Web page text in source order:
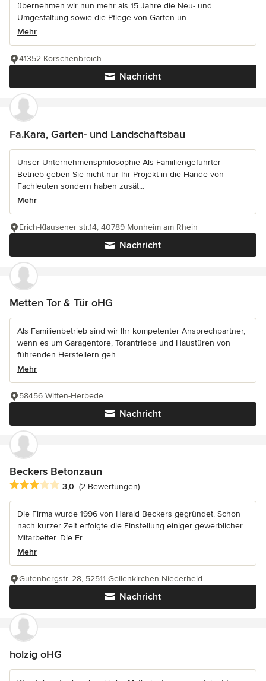
übernehmen wir nun mehr als 15 Jahre die Neu- und
Umgestaltung sowie die Pflege von Gärten un...
Mehr
Nachricht
41352 Korschenbroich
Fa.Kara, Garten- und Landschaftsbau
Unser Unternehmensphilosophie Als Familiengeführter
Betrieb geben Sie nicht nur Ihr Projekt in die Hände von
Fachleuten sondern haben zusät...
Mehr
Nachricht
Erich-Klausener str.14, 40789 Monheim am Rhein
Metten Tor & Tür oHG
Als Familienbetrieb sind wir Ihr kompetenter Ansprechpartner,
wenn es um Garagentore, Torantriebe und Haustüren von
führenden Herstellern geh...
Mehr
Nachricht
58456 Witten-Herbede
Beckers Betonzaun
Durchschnittliche Bewertung: 3 von 5 Sternen
3,0 (2 Bewertungen)
Die Firma wurde 1996 von Harald Beckers gegründet. Schon
nach kurzer Zeit erfolgte die Einstellung einiger gewerblicher
Mitarbeiter. Die Er...
Mehr
Nachricht
Gutenbergstr. 28, 52511 Geilenkirchen-Niederheid
holzig oHG